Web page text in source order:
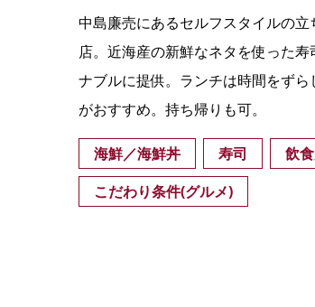
中島廉売にあるセルフスタイルの立
店。近海産の新鮮なネタを使った寿
ナブルに提供。ランチは時間をずら
がおすすめ。持ち帰りも可。
海鮮／海鮮丼 寿司
飲
こだわり条件(グルメ)